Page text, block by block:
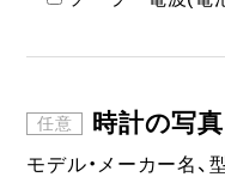
時計の写真
モデル・メーカー名